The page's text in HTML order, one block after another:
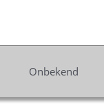
Onbekend